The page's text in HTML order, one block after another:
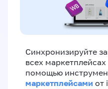
Синхронизируйте
всех
помощью
маркетплейсами от